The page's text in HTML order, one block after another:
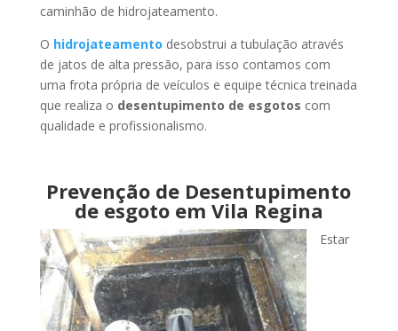
caminhão de hidrojateamento.
O hidrojateamento desobstrui a tubulação através
de jatos de alta pressão, para isso contamos com
uma frota própria de veículos e equipe técnica treinada
que realiza o desentupimento de esgotos com
qualidade e profissionalismo.
Prevenção de Desentupimento
de esgoto em Vila Regina
Estar